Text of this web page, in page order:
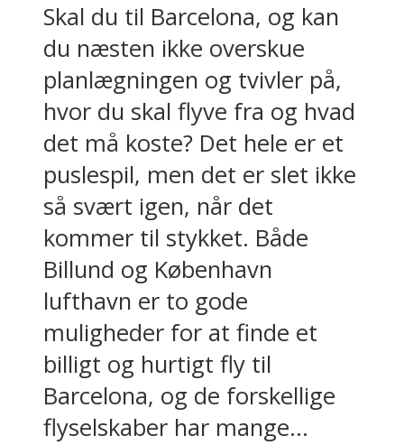
Skal du til Barcelona, og kan
du næsten ikke overskue
planlægningen og tvivler på,
hvor du skal flyve fra og hvad
det må koste? Det hele er et
puslespil, men det er slet ikke
så svært igen, når det
kommer til stykket. Både
Billund og København
lufthavn er to gode
muligheder for at finde et
billigt og hurtigt fly til
Barcelona, og de forskellige
flyselskaber har mange...